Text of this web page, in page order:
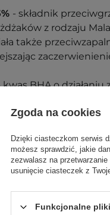
- składnik
z rodzaju
także
kwas BHA o działaniu
stanów
ogranicza nadmierną
składnik aktywny
właściwości
zwalcza
Zgoda na cookies
Dzięki ciasteczkom serwis
możesz sprawdzić, jakie
zezwalasz na
usunięcie ciasteczek z
Funkcjonalne